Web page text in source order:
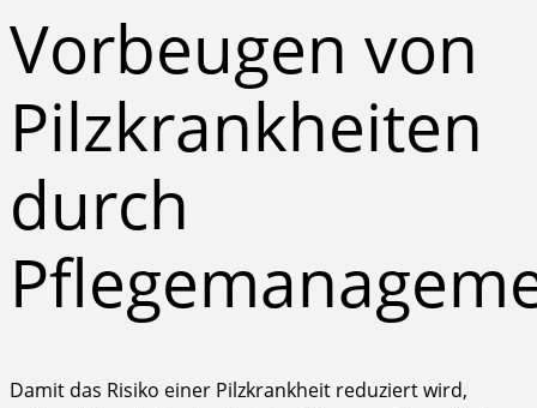
Vorbeugen von
Pilzkrankheiten
durch
Damit das Risiko einer Pilzkrankheit reduziert wird,